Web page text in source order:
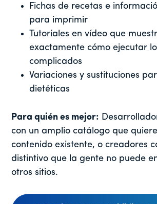
Fichas de recetas e
para imprimir
Tutoriales en vídeo que
exactamente cómo ejecutar
complicados
Variaciones y sustituciones
dietéticas
Para quién es mejor:
con un amplio catálogo que
contenido existente, o creadores
distintivo que la gente no puede
otros sitios.